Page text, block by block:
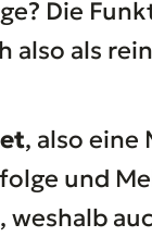
Die
als
, also eine
und
weshalb